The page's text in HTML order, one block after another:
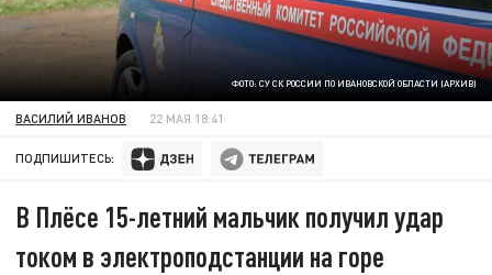
ФОТО: СУ СК РОССИИ ПО ИВАНОВСКОЙ ОБЛАСТИ (АРХИВ)
ВАСИЛИЙ ИВАНОВ 22 МАЯ 18:41
ПОДПИШИТЕСЬ:
В Плёсе 15-летний мальчик получил удар
током в электроподстанции на горе